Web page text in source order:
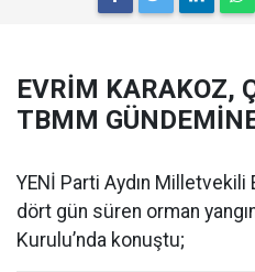
EVRİM KARAKOZ,
TBMM
YENİ Parti Aydın Milletvekili
dört gün süren orman
Kurulu’nda konuştu;